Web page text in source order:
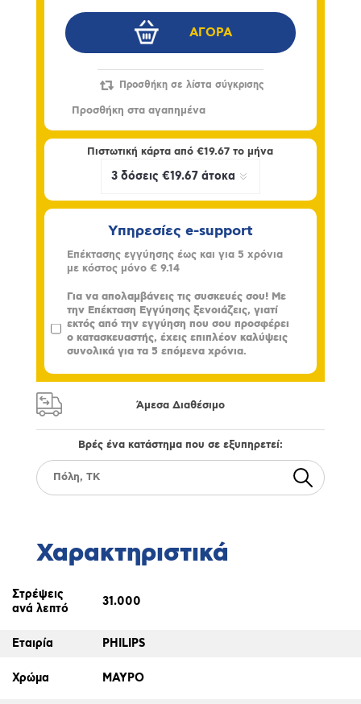
Πιστωτική κάρτα από€19.67 το μήνα
Υπηρεσίες e-support
Επέκτασης εγγύησης έως και για 5 χρόνια
με κόστος μόνο € 9.14
Για να απολαμβάνεις τις συσκευές σου! Με
την Επέκταση Εγγύησης ξενοιάζεις, γιατί
εκτός από την εγγύηση που σου προσφέρει
ο κατασκευαστής, έχεις επιπλέον καλύψεις
συνολικά για τα 5 επόμενα χρόνια.
Άμεσα Διαθέσιμο
Βρές ένα κατάστημα που σε εξυπηρετεί:
Χαρακτηριστικά
Στρέψεις
ανά λεπτό
31.000
Εταιρία PHILIPS
Χρώμα ΜΑΥΡΟ